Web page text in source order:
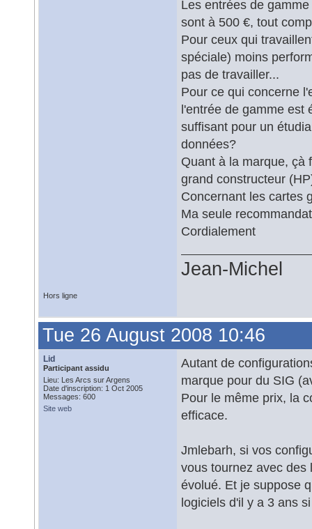
Les entrées de
sont à 500 €, tout
Pour ceux qui
spéciale) moins
pas de travailler...
Pour ce qui concerne
l'entrée de gamme est
suffisant pour un
données?
Quant à la marque, çà
grand constructeur
Concernant les cartes
Ma seule
Cordialement
Jean-Michel
Hors ligne
Tue 26 August 2008 10:46
Lid
Participant assidu
Lieu: Les Arcs sur Argens
Date d'inscription: 1 Oct 2005
Messages: 600
Site web
Autant de
marque pour du SIG
Pour le même prix, la
efficace.
Jmlebarh, si vos
vous tournez avec des
évolué. Et je suppose
logiciels d'il y a 3 ans